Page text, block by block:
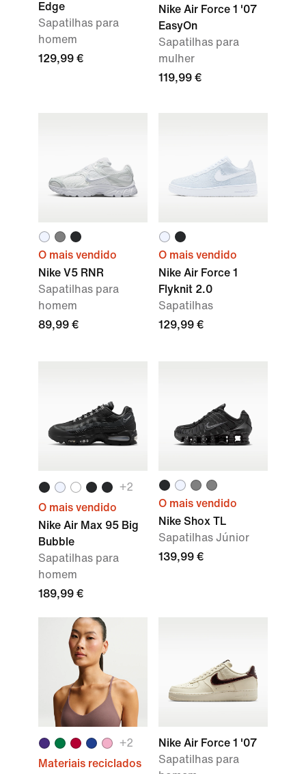
Edge
Sapatilhas para
homem
129,99 €
Nike Air Force 1 '07
EasyOn
Sapatilhas para
mulher
119,99 €
O mais vendido
Nike V5 RNR
Sapatilhas para
homem
89,99 €
O mais vendido
Nike Air Force 1
Flyknit 2.0
Sapatilhas
129,99 €
+2
O mais vendido
Nike Air Max 95 Big
Bubble
Sapatilhas para
homem
189,99 €
O mais vendido
Nike Shox TL
Sapatilhas Júnior
139,99 €
+2
Materiais reciclados
Nike Air Force 1 '07
Sapatilhas para